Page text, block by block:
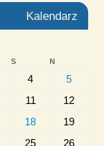
Kalendarz
S N
4
5
11
12
18
19
25
26